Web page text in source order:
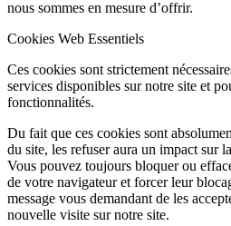
nous sommes en mesure d’offrir.
Cookies Web Essentiels
Ces cookies sont strictement
services disponibles sur notre site et
fonctionnalités.
Du fait que ces cookies sont
du site, les refuser aura un impact sur
Vous pouvez toujours bloquer ou
de votre navigateur et forcer leur
message vous demandant de les
nouvelle visite sur notre site.